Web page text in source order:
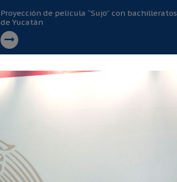
Proyección de película “Sujo” con bachilleratos
de Yucatán